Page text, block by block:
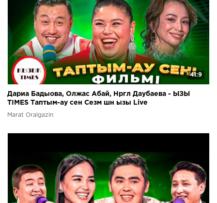
41:9
Дариа Бадыова, Олжас Абай, Нргл Даубаева - ЫЗЫ
TIMES Таптым-ау сен Сезм шн ызы Live
Marat Oralgazin